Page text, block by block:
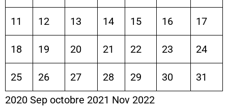
11 12 13 14 15 16 17
18 19 20 21 22 23 24
25 26 27 28 29 30
31
2020 Sep octobre 2021 Nov 2022